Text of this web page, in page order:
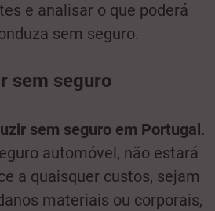
e analisar o que poderá
sem seguro.
sem seguro
sem seguro em Portugal .
automóvel, não estará
a quaisquer custos, sejam
materiais ou corporais,